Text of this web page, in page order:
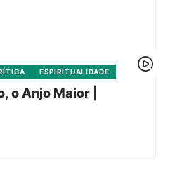
ESPIRITUALIDADE
o Anjo Maior |